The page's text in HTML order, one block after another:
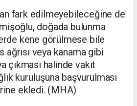
fark edilmeyebileceğine de
doğada bulunma
kene görülmese bile
ağrısı veya kanama gibi
çıkması halinde vakit
kuruluşuna başvurulması
ekledi. (MHA)